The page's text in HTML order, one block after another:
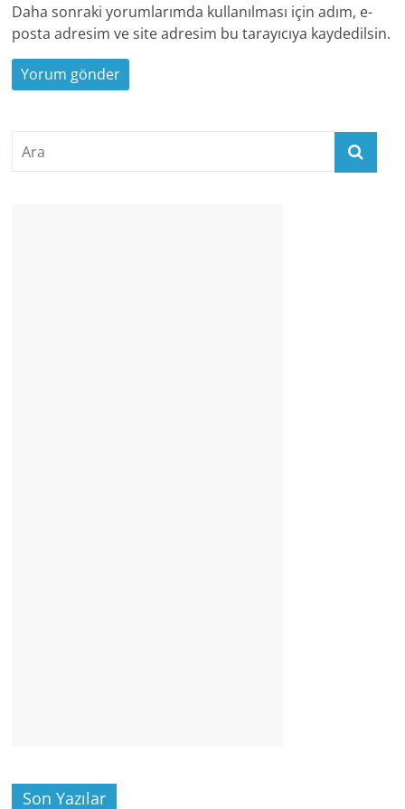
Daha sonraki yorumlarımda kullanılması için adım, e-
posta adresim ve site adresim bu tarayıcıya kaydedilsin.
Son Yazılar